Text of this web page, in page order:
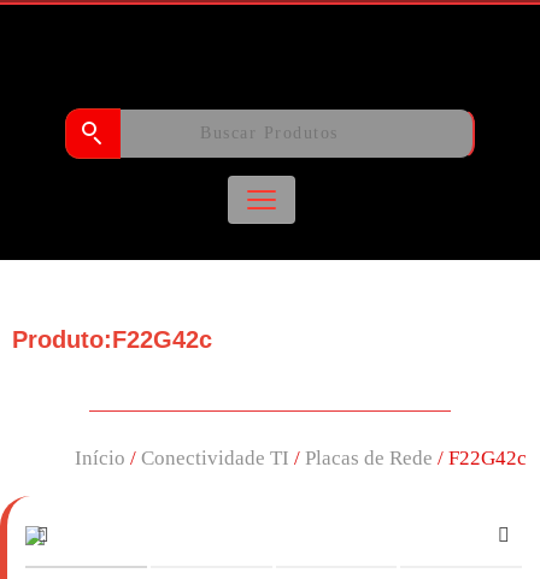
Produto:F22G42c
Início / Conectividade TI / Placas de Rede / F22G42c